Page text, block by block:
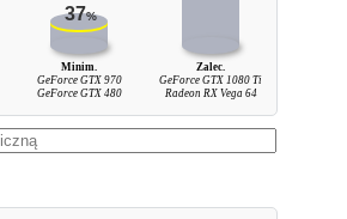
37%
Minim.
GeForce GTX 970
GeForce GTX 480
Zalec.
GeForce GTX 1080 Ti
Radeon RX Vega 64